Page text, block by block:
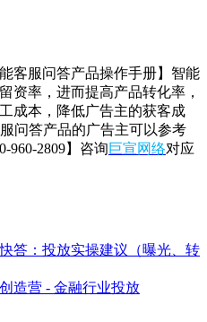
客服问答产品操作手册】智能
资率，进而提高产品转化率，
成本，降低广告主的获客成
问答产品的广告主可以参考
960-2809】咨询巨宣网络对应
答：投放实操建议（曝光、转
造营 - 金融行业投放